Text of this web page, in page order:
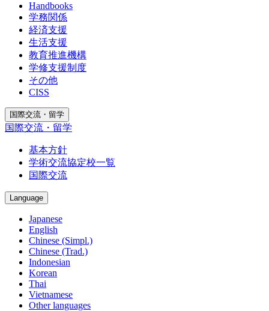
Handbooks
学務関係
経済支援
生活支援
教育推進機構
学修支援制度
その他
CISS
国際交流・留学
国際交流・留学
基本方針
学術交流協定校一覧
国際交流
Language
Japanese
English
Chinese (Simpl.)
Chinese (Trad.)
Indonesian
Korean
Thai
Vietnamese
Other languages